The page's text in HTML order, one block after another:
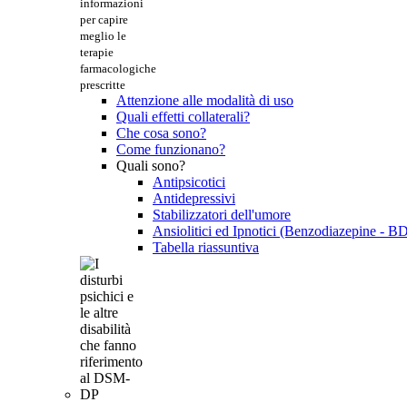
informazioni
per capire
meglio le
terapie
farmacologiche
prescritte
Attenzione alle modalità di uso
Quali effetti collaterali?
Che cosa sono?
Come funzionano?
Quali sono?
Antipsicotici
Antidepressivi
Stabilizzatori dell'umore
Ansiolitici ed Ipnotici (Benzodiazepine -
Tabella riassuntiva